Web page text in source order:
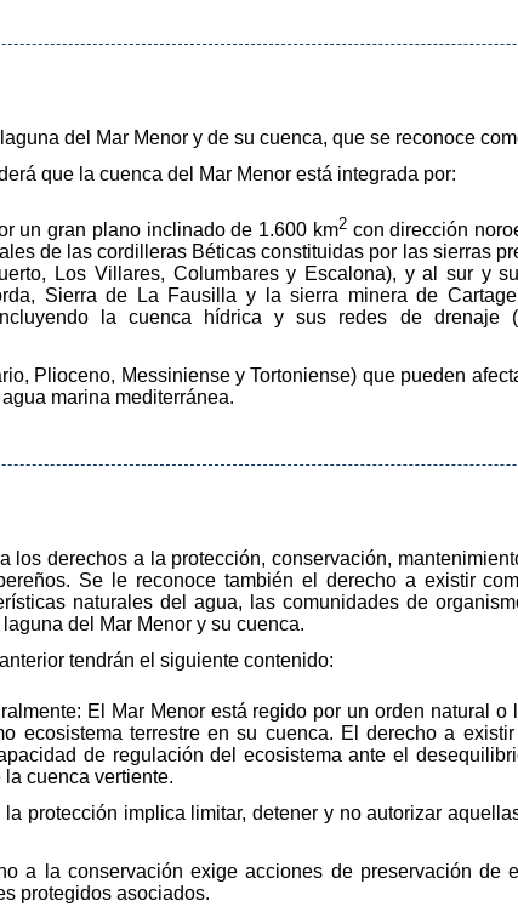
del Mar Menor y de su cuenca, que se reconoce
que la cuenca del Mar Menor está integrada por:
un gran plano inclinado de 1.600 km2con dirección
de las cordilleras Béticas constituidas por las sierras
Los Villares, Columbares y Escalona), y al sur y
Sierra de La Fausilla y la sierra minera de
la cuenca hídrica y sus redes de drenaje
Plioceno, Messiniense y Tortoniense) que pueden
marina mediterránea.
los derechos a la protección, conservación,
Se le reconoce también el derecho a existir
naturales del agua, las comunidades de
del Mar Menor y su cuenca.
tendrán el siguiente contenido:
El Mar Menor está regido por un orden natural
ecosistema terrestre en su cuenca. El derecho a
de regulación del ecosistema ante el
cuenca vertiente.
protección implica limitar, detener y no autorizar
a la conservación exige acciones de preservación de
protegidos asociados.